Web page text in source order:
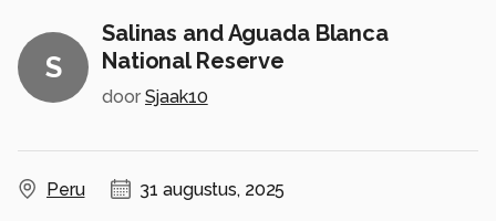
S
Salinas and Aguada Blanca
National Reserve
door Sjaak10
Peru 31 augustus, 2025